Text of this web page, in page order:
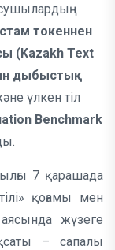
токеннен
(Kazakh Text
дыбыстық
үлкен тіл
Benchmark
7 қарашада
қоғамы мен
жүзеге
– сапалы